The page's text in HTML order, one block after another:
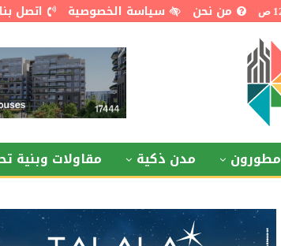
من نحن سياسة الخصوصية اتصل بنا
مطورون مدن ذكية مقاولات وبنية